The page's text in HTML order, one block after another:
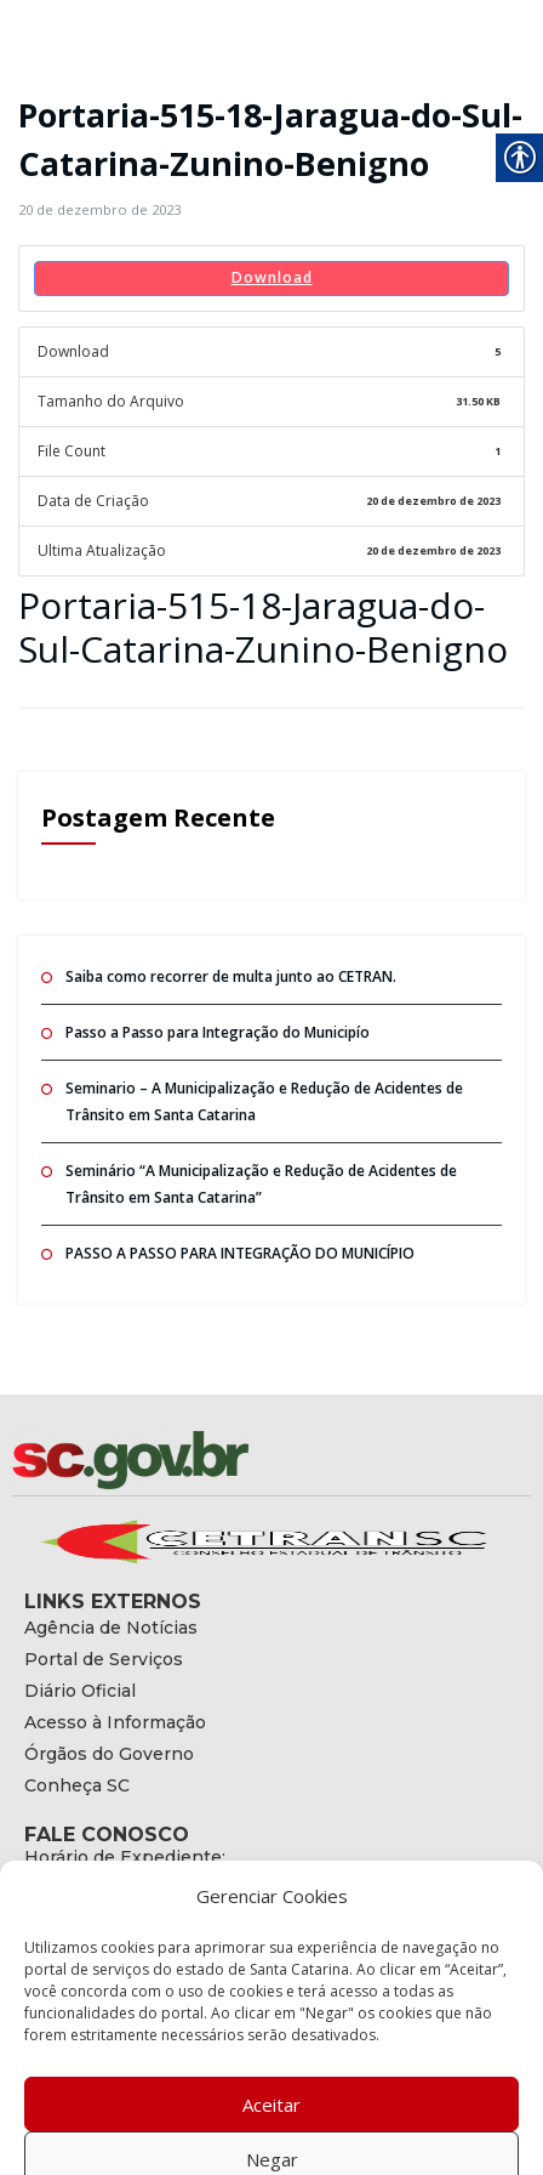
Gerenciar Cookies
Utilizamos cookies para aprimorar sua experiência de navegação no
portal de serviços do estado de Santa Catarina. Ao clicar em “Aceitar”,
você concorda com o uso de cookies e terá acesso a todas as
funcionalidades do portal. Ao clicar em "Negar" os cookies que não
forem estritamente necessários serão desativados.
Aceitar
Negar
Portaria-515-18-Jaragua-do-Sul-
Catarina-Zunino-Benigno
20 de dezembro de 2023
Download
Download 5
Tamanho do Arquivo 31.50 KB
File Count 1
Data de Criação 20 de dezembro de 2023
Ultima Atualização 20 de dezembro de 2023
Portaria-515-18-Jaragua-do-
Sul-Catarina-Zunino-Benigno
Postagem Recente
Saiba como recorrer de multa junto ao CETRAN.
Passo a Passo para Integração do Municipío
Seminario – A Municipalização e Redução de Acidentes de
Trânsito em Santa Catarina
Seminário “A Municipalização e Redução de Acidentes de
Trânsito em Santa Catarina”
PASSO A PASSO PARA INTEGRAÇÃO DO MUNICÍPIO
LINKS EXTERNOS
Agência de Notícias
Portal de Serviços
Diário Oficial
Acesso à Informação
Órgãos do Governo
Conheça SC
FALE CONOSCO
Horário de Expediente:
E-mail:
secretariaexecutiva@cetran.sc.gov.br
ENDEREÇO
Endereço:
Bairro:
Coqueiros, Florianópolis SC
88.080-160